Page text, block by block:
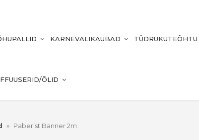
KARNEVALIKAUBAD TÜDRUKUTEÕHTU
ÕLID
» Paberist Bänner 2m